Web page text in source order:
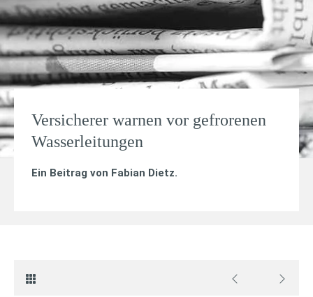
Versicherer warnen vor gefrorenen
Wasserleitungen
Ein Beitrag von Fabian Dietz.